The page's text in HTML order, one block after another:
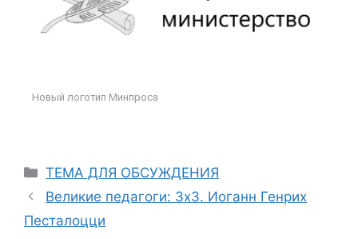
Новый логотип Минпроса
ТЕМА ДЛЯ ОБСУЖДЕНИЯ
Великие педагоги: 3х3. Иоганн Генрих
Песталоцци